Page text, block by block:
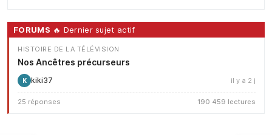
FORUMS 🔥 Dernier sujet actif
HISTOIRE DE LA TÉLÉVISION
Nos Ancêtres précurseurs
K kiki37 il y a 2 j
25 réponses 190 459 lectures